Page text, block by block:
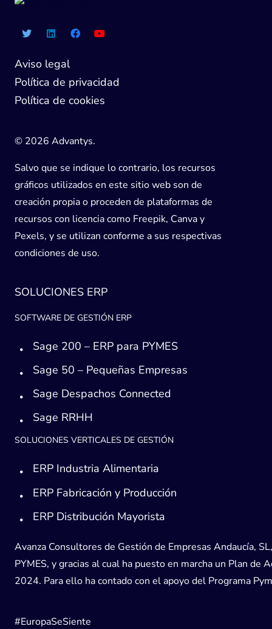
Aviso legal
Política de privacidad
Política de cookies
© 2026 Advantys.
Salvo que se indique lo contrario, los recursos
gráficos utilizados en este sitio web son de
creación propia o proceden de plataformas de
recursos con licencia como Freepik, Canva y
Pexels, y se utilizan conforme a sus respectivas
condiciones de uso.
SOLUCIONES ERP
SOFTWARE DE GESTIÓN ERP
Sage 200 – ERP para PYMES
Sage 50 – Pequeñas Empresas
Sage Despachos Connected
Sage RRHH
SOLUCIONES VERTICALES DE GESTIÓN
ERP Industria Alimentaria
ERP Fabricación y Producción
ERP Distribución Mayorista
Avanza Consultores de Gestión de Empresas Andaucía,
PYMES, y gracias al cual ha puesto en marcha un Plan
2024. Para ello ha contado con el apoyo del Programa
#EuropaSeSiente